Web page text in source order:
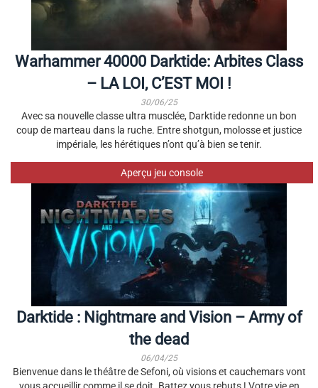
Warhammer 40000 Darktide: Arbites Class
– LA LOI, C’EST MOI !
30/06/25
Avec sa nouvelle classe ultra musclée, Darktide redonne un bon
coup de marteau dans la ruche. Entre shotgun, molosse et justice
impériale, les hérétiques n’ont qu’à bien se tenir.
Aperçu jeu console
Darktide : Nightmare and Vision – Army of
the dead
06/04/25
Bienvenue dans le théâtre de Sefoni, où visions et cauchemars vont